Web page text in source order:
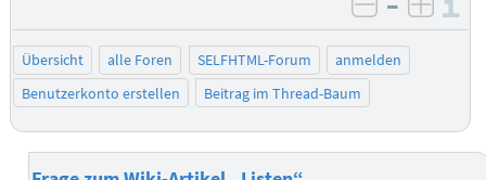
negativ
Übersicht alle Foren SELFHTML-Forum
anmelden
Benutzerkonto erstellen
Beitrag im Thread-Baum